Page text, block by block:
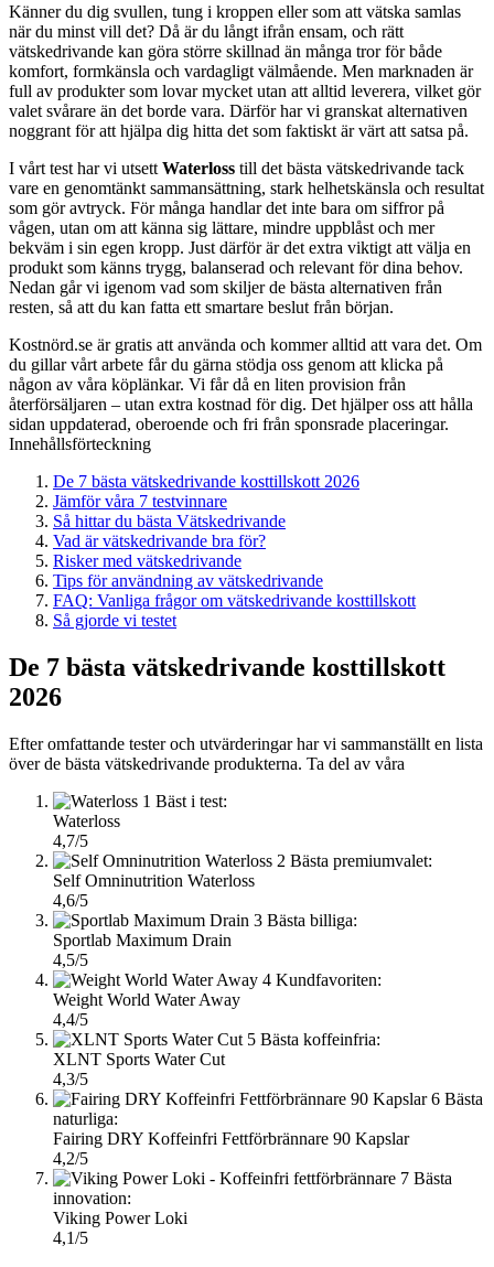
Känner du dig svullen, tung i kroppen eller som att vätska samlas
när du minst vill det? Då är du långt ifrån ensam, och rätt
vätskedrivande kan göra större skillnad än många tror för både
komfort, formkänsla och vardagligt välmående. Men marknaden är
full av produkter som lovar mycket utan att alltid leverera, vilket gör
valet svårare än det borde vara. Därför har vi granskat alternativen
noggrant för att hjälpa dig hitta det som faktiskt är värt att satsa på.
I vårt test har vi utsett Waterloss till det bästa vätskedrivande tack
vare en genomtänkt sammansättning, stark helhetskänsla och resultat
som gör avtryck. För många handlar det inte bara om siffror på
vågen, utan om att känna sig lättare, mindre uppblåst och mer
bekväm i sin egen kropp. Just därför är det extra viktigt att välja en
produkt som känns trygg, balanserad och relevant för dina behov.
Nedan går vi igenom vad som skiljer de bästa alternativen från
resten, så att du kan fatta ett smartare beslut från början.
Kostnörd.se är gratis att använda och kommer alltid att vara det. Om
du gillar vårt arbete får du gärna stödja oss genom att klicka på
någon av våra köplänkar. Vi får då en liten provision från
återförsäljaren – utan extra kostnad för dig. Det hjälper oss att hålla
sidan uppdaterad, oberoende och fri från sponsrade placeringar.
Innehållsförteckning
De 7 bästa vätskedrivande kosttillskott 2026
Jämför våra 7 testvinnare
Så hittar du bästa Vätskedrivande
Vad är vätskedrivande bra för?
Risker med vätskedrivande
Tips för användning av vätskedrivande
FAQ: Vanliga frågor om vätskedrivande kosttillskott
Så gjorde vi testet
De 7 bästa vätskedrivande kosttillskott
2026
Efter omfattande tester och utvärderingar har vi sammanställt en lista
över de bästa vätskedrivande produkterna. Ta del av våra
1 Bäst i test:
Waterloss
4,7/5
2 Bästa premiumvalet:
Self Omninutrition Waterloss
4,6/5
3 Bästa billiga:
Sportlab Maximum Drain
4,5/5
4 Kundfavoriten:
Weight World Water Away
4,4/5
5 Bästa koffeinfria:
XLNT Sports Water Cut
4,3/5
6 Bästa
naturliga:
Fairing DRY Koffeinfri Fettförbrännare 90 Kapslar
4,2/5
7 Bästa
innovation:
Viking Power Loki
4,1/5